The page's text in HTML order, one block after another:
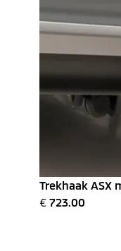
Trekhaak ASX
€ 723.00